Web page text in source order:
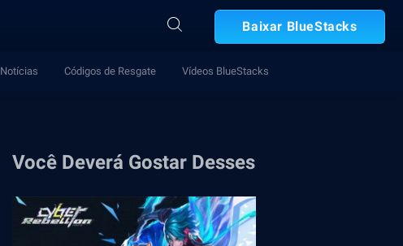
Baixar BlueStacks
Notícias Códigos de Resgate Vídeos BlueStacks
Você Deverá Gostar Desses